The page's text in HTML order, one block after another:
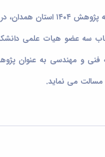
و رؤسای دانشگاه‌های استان تقدیر کرد.
سه عضو هیات علمی
فنی و مهندسی به عنوان
مسالت می نماید.